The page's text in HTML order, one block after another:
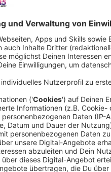
vornehmen. Für
beispielsweise in
Anzeige
©picture alliance/
In NRW greift ab
der
Anzeige
Anzeige